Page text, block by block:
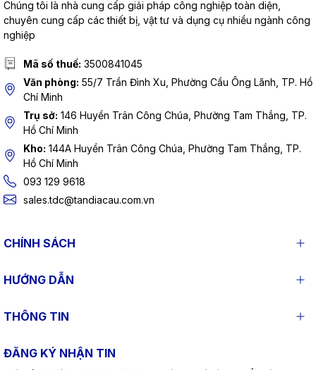
Chúng tôi là nhà cung cấp giải pháp công nghiệp toàn diện,
chuyên cung cấp các thiết bị, vật tư và dụng cụ nhiều ngành công
nghiệp
Mã số thuế: 3500841045
Văn phòng: 55/7 Trần Đình Xu, Phường Cầu Ông Lãnh, TP. Hồ
Chí Minh
Trụ sở: 146 Huyền Trân Công Chúa, Phường Tam Thắng, TP.
Hồ Chí Minh
Kho: 144A Huyền Trân Công Chúa, Phường Tam Thắng, TP.
Hồ Chí Minh
093 129 9618
sales.tdc@tandiacau.com.vn
CHÍNH SÁCH
HƯỚNG DẪN
THÔNG TIN
ĐĂNG KÝ NHẬN TIN